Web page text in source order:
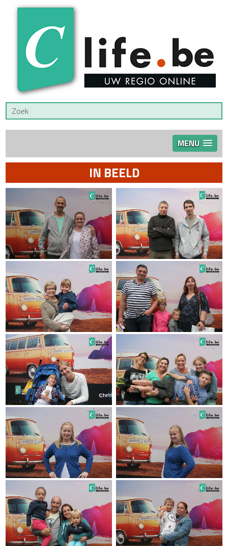
MENU
IN BEELD